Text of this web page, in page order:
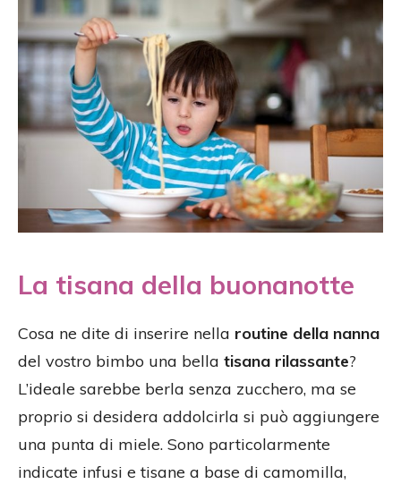
La tisana della buonanotte
Cosa ne dite di inserire nella routine della nanna
del vostro bimbo una bella tisana rilassante?
L’ideale sarebbe berla senza zucchero, ma se
proprio si desidera addolcirla si può aggiungere
una punta di miele. Sono particolarmente
indicate infusi e tisane a base di camomilla,